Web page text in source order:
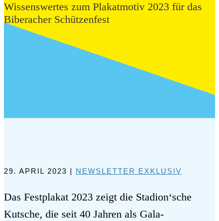
Wissenswertes zum Plakatmotiv 2023 für das
Biberacher Schützenfest
29. APRIL 2023 | NEWSLETTER EXKLUSIV
Das Festplakat 2023 zeigt die Stadion‘sche
Kutsche, die seit 40 Jahren als Gala-